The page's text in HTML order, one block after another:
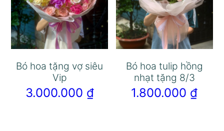
Bó hoa tặng vợ siêu
Vip
3.000.000 ₫
Bó hoa tulip hồng
nhạt tặng 8/3
1.800.000 ₫